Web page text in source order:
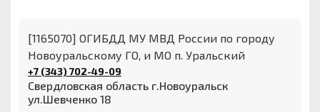
[1165070] ОГИБДД МУ МВД России по городу
Новоуральскому ГО, и МО п. Уральский
+7 (343) 702-49-09
Свердловская область г.Новоуральск
ул.Шевченко 18